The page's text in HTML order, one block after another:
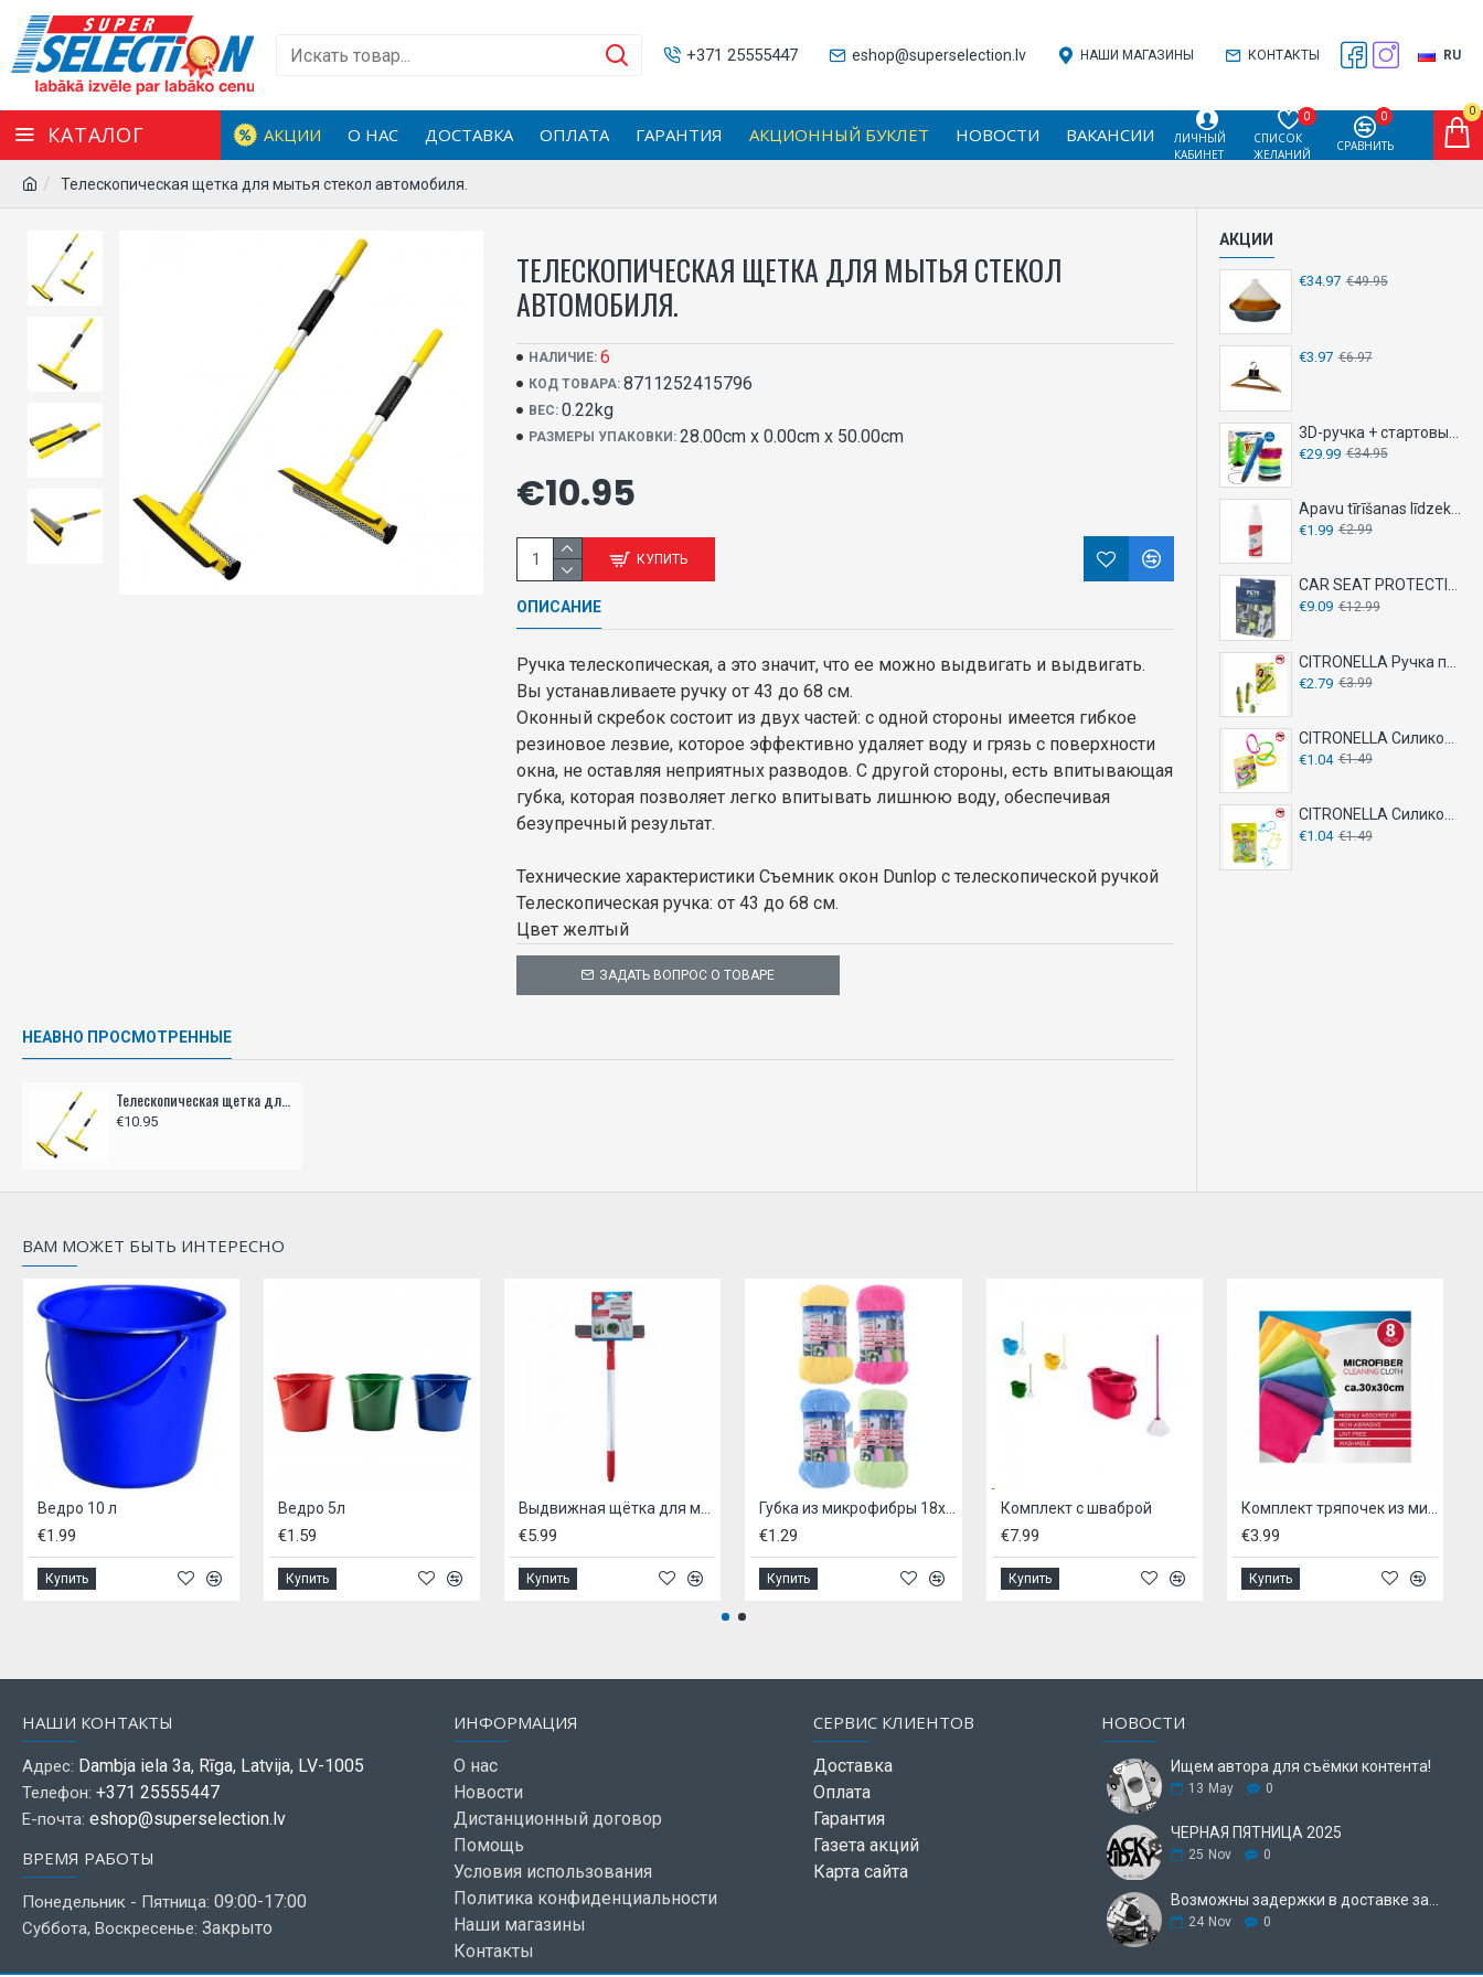
RU
+371 25555447 eshop@superselection.lv НАШИ МАГАЗИНЫ КОНТАКТЫ
КАТАЛОГ АКЦИИ О НАС ДОСТАВКА ОПЛАТА ГАРАНТИЯ АКЦИОННЫЙ БУКЛЕТ НОВОСТИ ВАКАНСИИ
ЛИЧНЫЙ
КАБИНЕТ
СПИСОК
ЖЕЛАНИЙ
0
СРАВНИТЬ
0 0
Телескопическая щетка для мытья стекол автомобиля.
ТЕЛЕСКОПИЧЕСКАЯ ЩЕТКА ДЛЯ МЫТЬЯ СТЕКОЛ
АВТОМОБИЛЯ.
НАЛИЧИЕ: 6
КОД ТОВАРА: 8711252415796
ВЕС: 0.22kg
РАЗМЕРЫ УПАКОВКИ: 28.00cm x 0.00cm x 50.00cm
€10.95
КУПИТЬ
ЗАДАТЬ ВОПРОС О ТОВАРЕ
ОПИСАНИЕ
Ручка телескопическая, а это значит, что ее можно выдвигать и выдвигать.
Вы устанавливаете ручку от 43 до 68 см.
Оконный скребок состоит из двух частей: с одной стороны имеется гибкое
резиновое лезвие, которое эффективно удаляет воду и грязь с поверхности
окна, не оставляя неприятных разводов. С другой стороны, есть впитывающая
губка, которая позволяет легко впитывать лишнюю воду, обеспечивая
безупречный результат.
Технические характеристики Съемник окон Dunlop с телескопической ручкой
Телескопическая ручка: от 43 до 68 см.
Цвет желтый
НЕАВНО ПРОСМОТРЕННЫЕ
Телескопическая щетка для мытья стекол автомобиля.
€10.95
АКЦИИ
€34.97 €49.95
€3.97 €6.97
€29.99 €34.95
Apavu tīrīšanas līdzeklis 150ml
€1.99 €2.99
CAR SEAT PROTECTION COVER
€9.09 €12.99
€2.79 €3.99
€1.04 €1.49
€1.04 €1.49
ВАМ МОЖЕТ БЫТЬ ИНТЕРЕСНО
Купить
Выдвижная щётка для мытья окон, DIRT DEVIL
Купить
Губка из микрофибры 18х8х4см.
Купить
Комплект с шваброй
Купить
Комплект тряпочек из микрофибры, - 8 шт
Купить
Метла с
Купить
НАШИ КОНТАКТЫ
Адрес: Dambja iela 3a, Rīga, Latvija, LV-1005
Телефон: +371 25555447
Е-почта: eshop@superselection.lv
ВРЕМЯ РАБОТЫ
Понедельник - Пятница: 09:00-17:00
Суббота, Воскресенье: Закрыто
ИНФОРМАЦИЯ
О нас
Новости
Дистанционный договор
Помощь
Условия использования
Политика конфиденциальности
Наши магазины
Контакты
СЕРВИС КЛИЕНТОВ
Доставка
Оплата
Гарантия
Газета акций
Карта сайта
НОВОСТИ
Ищем автора для съёмки контента!
13 May 0
ЧЕРНАЯ ПЯТНИЦА 2025
25 Nov 0
24 Nov 0